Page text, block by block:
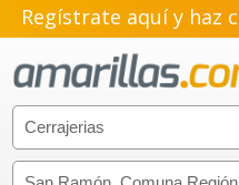
Regístrate aquí y haz